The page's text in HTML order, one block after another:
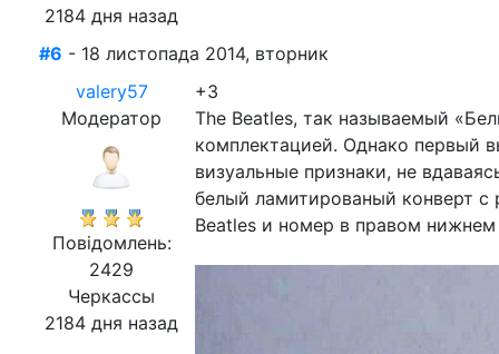
2184 дня назад
#6 - 18 листопада 2014, вторник
valery57
Модератор
Повідомлень:
2429
Черкассы
2184 дня назад
+3
The Beatles, так называемый
комплектацией. Однако первый
визуальные признаки, не
белый ламитированый конверт с
Beatles и номер в правом